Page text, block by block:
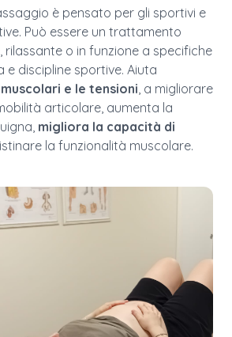
è pensato per gli sportivi e
Può essere un trattamento
o in funzione a specifiche
e discipline sportive. Aiuta
e le tensioni , a migliorare
articolare, aumenta la
migliora la capacità di
la funzionalità muscolare.